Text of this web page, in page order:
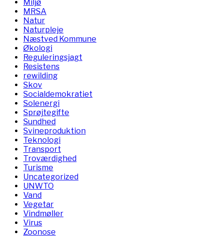
Miljø
MRSA
Natur
Naturpleje
Næstved Kommune
Økologi
Reguleringsjagt
Resistens
rewilding
Skov
Socialdemokratiet
Solenergi
Sprøjtegifte
Sundhed
Svineproduktion
Teknologi
Transport
Troværdighed
Turisme
Uncategorized
UNWTO
Vand
Vegetar
Vindmøller
Virus
Zoonose